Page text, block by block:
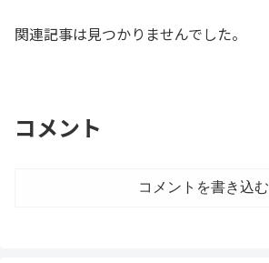
関連記事は見つかりませんでした。
コメント
コメントを書き込む